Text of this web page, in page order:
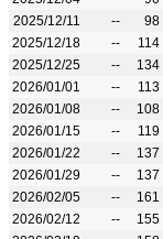
2025/12/11
-- 98
2025/12/18
-- 114
2025/12/25
-- 134
2026/01/01
-- 113
2026/01/08
-- 108
2026/01/15
-- 119
2026/01/22
-- 137
2026/01/29
-- 137
2026/02/05
-- 161
2026/02/12
-- 155